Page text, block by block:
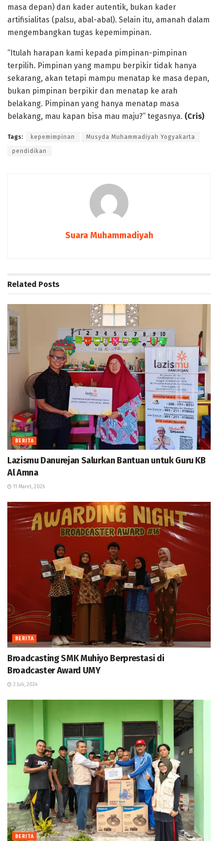
masa depan) dan kader autentik, bukan kader
artifisialitas (palsu, abal-abal). Selain itu, amanah dalam
mengembangkan tugas kepemimpinan.
“Itulah harapan kami kepada pimpinan-pimpinan
terpilih. Pimpinan yang mampu berpikir tidak hanya
sekarang, akan tetapi mampu menatap ke masa depan,
bukan pimpinan berpikir dan menatap ke arah
belakang. Pimpinan yang hanya menatap masa
belakang, mau kapan bisa mau maju?” tegasnya. (Cris)
Tags: kepemimpinan Musyda Muhammadiyah Yogyakarta
pendidikan
Suara Muhammadiyah
Related Posts
BERITA
Lazismu Danurejan Salurkan Bantuan untuk Guru KB
Al Amna
11 Maret, 2026
BERITA
Broadcasting SMK Muhiyo Berprestasi di
Broadcaster Award UMY
3 Juli, 2024
BERITA